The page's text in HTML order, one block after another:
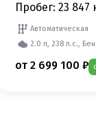
Пробег: 23 847
Автоматическая
2.0 л, 238 л.с.,
от 2 699 100 ₽